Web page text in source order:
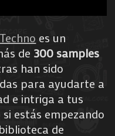
es un
de 300 samples
han sido
para ayudarte a
e intriga a tus
estás empezando
de